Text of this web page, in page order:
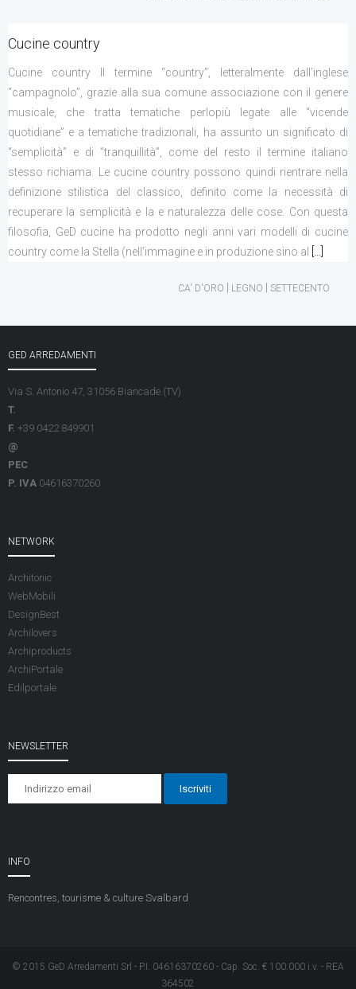
Cucine country
Cucine country Il termine “country”, letteralmente dall’inglese
“campagnolo”, grazie alla sua comune associazione con il genere
musicale, che tratta tematiche perlopiù legate alle “vicende
quotidiane” e a tematiche tradizionali, ha assunto un significato di
“semplicità” e di “tranquillità”, come del resto il termine italiano
stesso richiama. Le cucine country possono quindi rientrare nella
definizione stilistica del classico, definito come la necessità di
recuperare la semplicità e la e naturalezza delle cose. Con questa
filosofia, GeD cucine ha prodotto negli anni vari modelli di cucine
country come la Stella (nell’immagine e in produzione sino al
CA' D'ORO LEGNO SETTECENTO
GED ARREDAMENTI
Via S. Antonio 47, 31056 Biancade (TV)
T.
F. +39 0422 849901
@
PEC
P. IVA 04616370260
NETWORK
Architonic
WebMobili
DesignBest
Archilovers
Archiproducts
ArchiPortale
Edilportale
NEWSLETTER
INFO
Rencontres, tourisme & culture Svalbard
© 2015 GeD Arredamenti Srl - P.I. 04616370260 - Cap. Soc. € 100.000 i.v. - REA
364502